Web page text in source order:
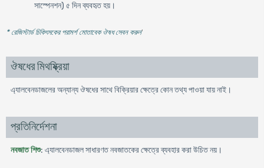
সাস্পেনশন) ৫ দিন ব্যবহৃত হয়।
* রেজিস্টার্ড চিকিৎসকের পরামর্শ মোতাবেক ঔষধ সেবন করুন'
ঔষধের মিথষ্ক্রিয়া
এ্যালবেনডাজলের অন্যান্য ঔষধের সাথে বিক্রিয়ার ক্ষেত্রে কোন তথ্য পাওয়া যায় নাই।
প্রতিনির্দেশনা
নবজাত শিশু: এ্যালবেনডাজল সাধারণত নবজাতকের ক্ষেত্রে ব্যবহার করা উচিত নয়।